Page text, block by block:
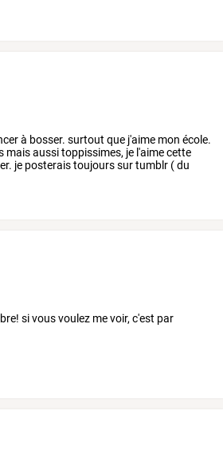
à bosser. surtout que j'aime mon école.
maisaussitoppissimes, je l'aimecette
je posteraistoujourssurtumblr (du
si vous voulez me voir, c'est par